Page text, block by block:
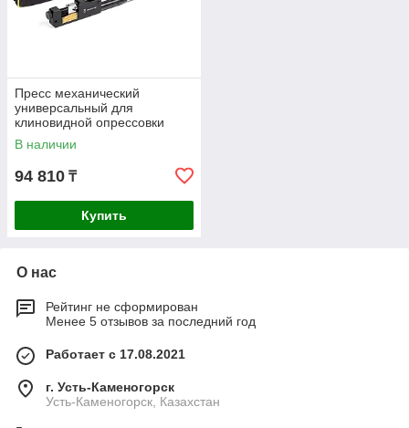
Пресс механический
универсальный для
клиновидной опрессовки
наконечников КВТ ПМУ-240
47542
В наличии
94 810 ₸
Купить
О нас
Рейтинг не сформирован
Менее 5 отзывов за последний год
Работает с 17.08.2021
г. Усть-Каменогорск
Усть-Каменогорск, Казахстан